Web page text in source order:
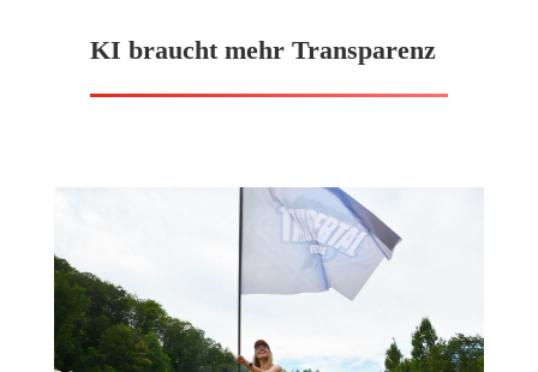
KI braucht mehr Transparenz